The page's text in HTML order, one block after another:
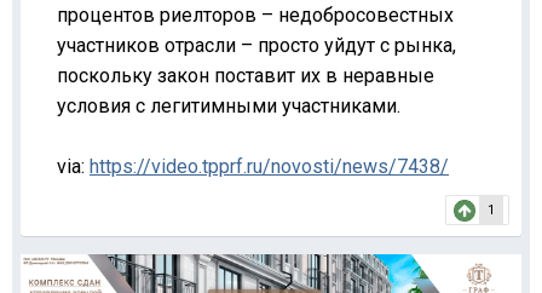
процентов риелторов – недобросовестных
участников отрасли – просто уйдут с рынка,
поскольку закон поставит их в неравные
условия с легитимными участниками.
via: https://video.tpprf.ru/novosti/news/7438/
1